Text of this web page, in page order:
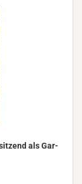
als Gar­